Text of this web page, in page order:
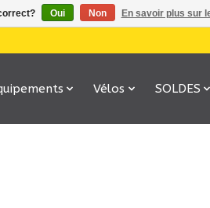
Vélos SOLDES
Oui Non En savoir plus sur